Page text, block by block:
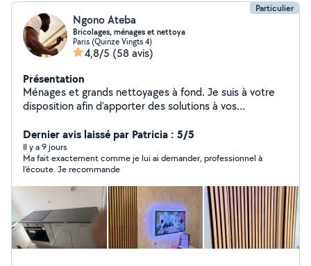
Particulier
Ngono Ateba
Bricolages, ménages et nettoya
Paris (Quinze Vingts 4)
4,8/5 (58 avis)
Présentation
Ménages et grands nettoyages à fond. Je suis à votre
disposition afin d'apporter des solutions à vos
concerne mes services sont: - peinture, -instalations
électrique ( luminaire , cuisinière électrique .....), -
Rénovation Salle de bain, douche ( joints, peinture.....) -
installation des plaques électriques -Montage des
meubles, -Fixation murale( TV, meubles TV,cadre, tringle
rideau......) -Decoration intérieur ( Tasseaux,
moulure......) En qualité de ménages j'effectue : - le
nettoyage de fin de chantier - Ménage particulier et
Airbnb. - Nettoyage des canapés, matelas et
Dernier avis laissé par Patricia : 5/5
Il y a 9 jours
Ma fait exactement comme je lui ai demander, professionnel à
l’écoute. Je recommande